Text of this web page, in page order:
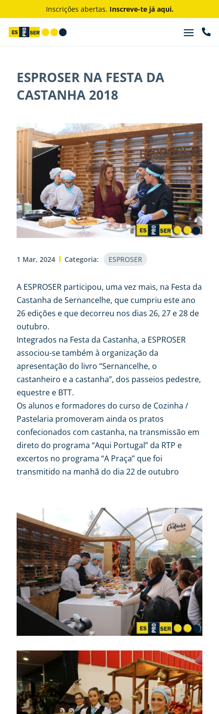
Inscrições abertas. Inscreve-te já aqui.

ESPROSER NA FESTA DA
CASTANHA 2018
1 Mar, 2024 Categoria: ESPROSER
A ESPROSER participou, uma vez mais, na Festa da
Castanha de Sernancelhe, que cumpriu este ano
26 edições e que decorreu nos dias 26, 27 e 28 de
outubro.
Integrados na Festa da Castanha, a ESPROSER
associou-se também à organização da
apresentação do livro “Sernancelhe, o
castanheiro e a castanha”, dos passeios pedestre,
equestre e BTT.
Os alunos e formadores do curso de Cozinha /
Pastelaria promoveram ainda os pratos
confecionados com castanha, na transmissão em
direto do programa “Aqui Portugal” da RTP e
excertos no programa “A Praça” que foi
transmitido na manhã do dia 22 de outubro